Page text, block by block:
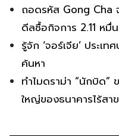
ถอดรหัส Gong Cha
ดีลซื้อกิจการ 2.11 หมื่
รู้จัก ‘จอร์เจีย’ ประเ
ค้นหา
ทำไมดราม่า “นักบิด”
ใหญ่ของธนาคารไร้สา